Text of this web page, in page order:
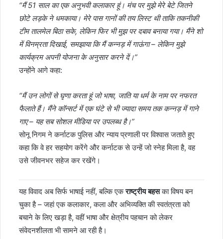
“मैं 51 साल का एक अनुभवी कलाकार हूं। मंच पर मुझे मेरे बेटे जितने
छोटे लड़के ने धमकाया। मेरे पास गानों की तय लिस्ट थी ताकि तकनीकी
टीम तालमेल बिठा सके, लेकिन फिर भी मुझ पर दबाव बनाया गया। मैंने शो
में विनम्रता दिखाई, समझाया कि मैं कन्नड़ में गाऊंगा – लेकिन मुझे
कार्यक्रम अपनी योजना के अनुसार करने दें।”
उन्होंने आगे कहा:
“मैं उन लोगों से घृणा करता हूं जो भाषा, जाति या धर्म के नाम पर नफरत
फैलाते हैं। मैंने कॉन्सर्ट में एक घंटे से भी ज्यादा समय तक कन्नड़ में गाने
गाए – यह सब सोशल मीडिया पर उपलब्ध है।”
सोनू निगम ने कर्नाटक पुलिस और न्याय प्रणाली पर विश्वास जताते हुए
कहा कि वे हर सहयोग करेंगे और कर्नाटक से उन्हें जो स्नेह मिला है, वह
उसे जीवनभर सहेज कर रखेंगे।
यह विवाद अब सिर्फ भाषाई नहीं, बल्कि एकराष्ट्रीय बहसका विषय बन
चुका है – जहां एक कलाकार, कला और अभिव्यक्ति की स्वतंत्रता को
बचाने के लिए खड़ा है, वहीं भाषा और क्षेत्रीय पहचान को लेकर
संवेदनशीलता भी सामने आ रही है।